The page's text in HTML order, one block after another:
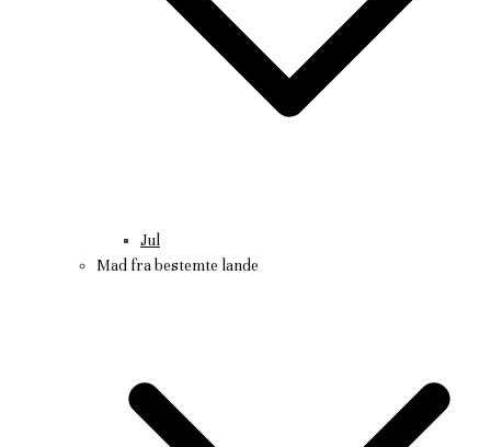
Jul
Mad fra bestemte lande